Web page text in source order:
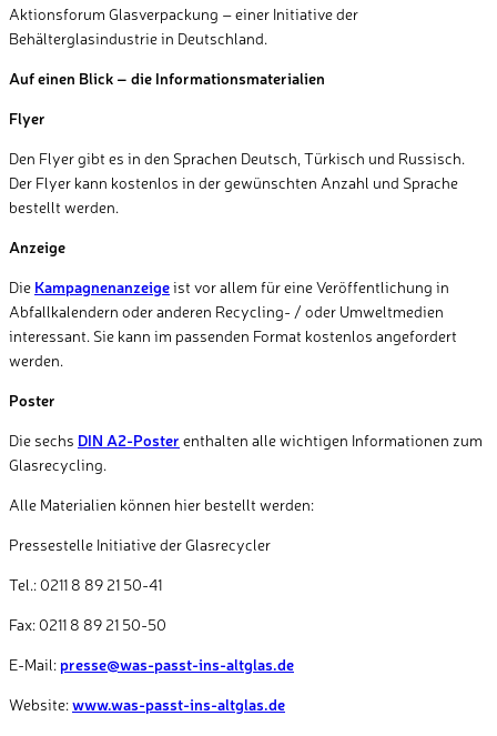
Aktionsforum Glasverpackung – einer Initiative der
Behälterglasindustrie in Deutschland.
Auf einen Blick – die Informationsmaterialien
Flyer
Den Flyer gibt es in den Sprachen Deutsch, Türkisch und Russisch.
Der Flyer kann kostenlos in der gewünschten Anzahl und Sprache
bestellt werden.
Anzeige
Die Kampagnenanzeigeist vor allem für eine Veröffentlichung in
Abfallkalendern oder anderen Recycling- / oder Umweltmedien
interessant. Sie kann im passenden Format kostenlos angefordert
werden.
Poster
Die sechs DIN A2-Poster enthalten alle wichtigen Informationen zum
Glasrecycling.
Alle Materialien können hier bestellt werden:
Pressestelle Initiative der Glasrecycler
Tel.: 0211 8 89 21 50-41
Fax: 0211 8 89 21 50-50
E-Mail: presse@was-passt-ins-altglas.de
Website:www.was-passt-ins-altglas.de